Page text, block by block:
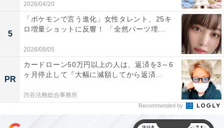
2026/04/20
5
「ポケモンで言う進化」女性タレント、25キ
ロ増量ショットに反響！ 「全然パーツ埋...
2026/08/05
PR
カードローン50万円以上の人は、返済を3～6
ヶ月停止して『大幅に減額してから返済...
渋谷法務総合事務所
Recommended by